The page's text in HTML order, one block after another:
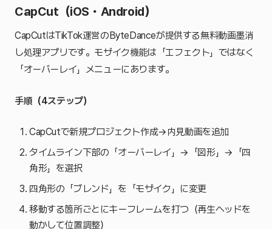
CapCut（iOS・Android）
CapCutはTikTok運営のByteDanceが提供する無料動画墨消
し処理アプリです。モザイク機能は「エフェクト」ではなく
「オーバーレイ」メニューにあります。
手順（4ステップ）
CapCutで新規プロジェクト作成→内見動画を追加
タイムライン下部の「オーバーレイ」→「図形」→「四
角形」を選択
四角形の「ブレンド」を「モザイク」に変更
移動する箇所ごとにキーフレームを打つ（再生ヘッドを
動かして位置調整）